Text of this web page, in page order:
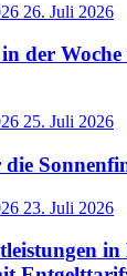
26. Juli 2026
der
25. Juli 2026
23. Juli 2026